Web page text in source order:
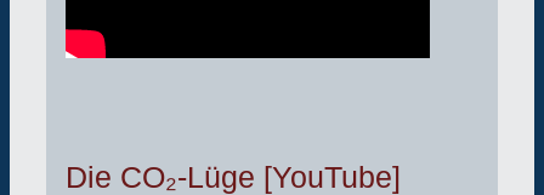
Die CO₂-Lüge [YouTube]